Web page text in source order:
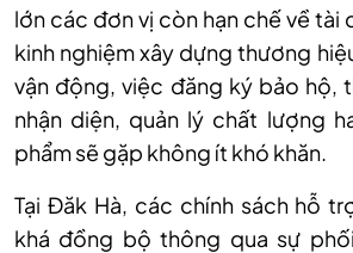
lớn các đơn vị còn hạn chế về tài
kinh nghiệm xây dựng thương
vận động, việc đăng ký bảo hộ,
nhận diện, quản lý chất lượng
phẩm sẽ gặp không ít khó khăn.
Tại Đăk Hà, các chính sách hỗ
khá đồng bộ thông qua sự